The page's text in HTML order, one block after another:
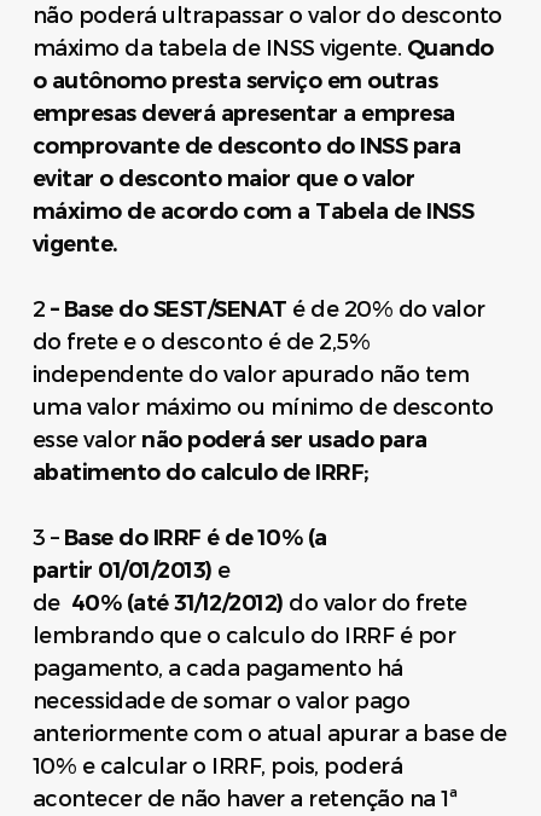
não poderá ultrapassar o valor do desconto
máximo da tabela de INSS vigente. Quando
o autônomo presta serviço em outras
empresas deverá apresentar a empresa
comprovante de desconto do INSS para
evitar o desconto maior que o valor
máximo de acordo com a Tabela de INSS
vigente.
2 – Base do SEST/SENAT é de 20% do valor
do frete e o desconto é de 2,5%
independente do valor apurado não tem
uma valor máximo ou mínimo de desconto
esse valor não poderá ser usado para
abatimento do calculo de IRRF;
3 – Base do IRRF é de10% (a
partir 01/01/2013) e
de 40% (até 31/12/2012) do valor do frete
lembrando que o calculo do IRRF é por
pagamento, a cada pagamento há
necessidade de somar o valor pago
anteriormente com o atual apurar a base de
10% e calcular o IRRF, pois, poderá
acontecer de não haver a retenção na 1ª